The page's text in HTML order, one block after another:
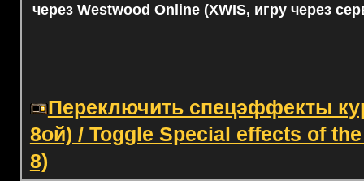
через Westwood Online (XWIS, игру через
Переключить спецэффекты
8ой) / Toggle Special effects of
8)